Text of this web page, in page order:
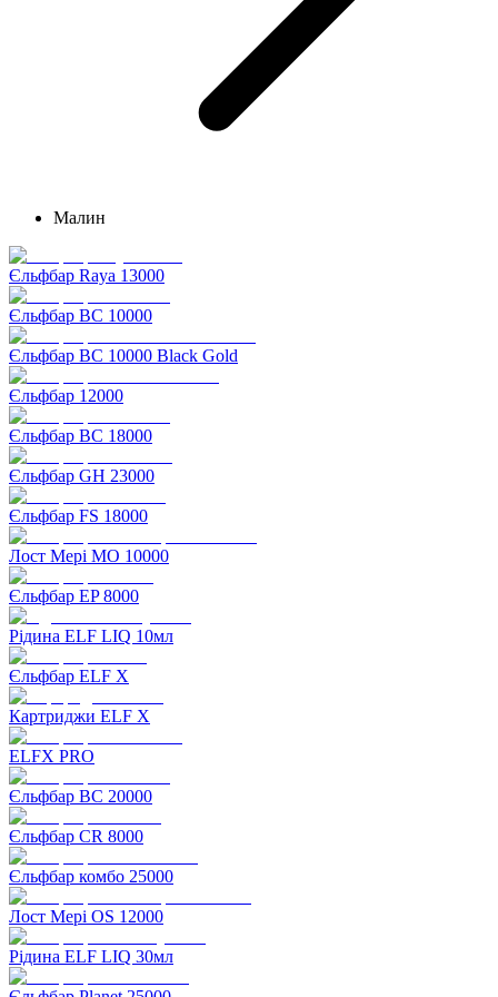
Малин
Єльфбар Raya 13000
Єльфбар BC 10000
Єльфбар BC 10000 Black Gold
Єльфбар 12000
Єльфбар BC 18000
Єльфбар GH 23000
Єльфбар FS 18000
Лост Мері MO 10000
Єльфбар EP 8000
Рідина ELF LIQ 10мл
Єльфбар ELF X
Картриджи ELF X
ELFX PRO
Єльфбар BC 20000
Єльфбар CR 8000
Єльфбар комбо 25000
Лост Мері OS 12000
Рідина ELF LIQ 30мл